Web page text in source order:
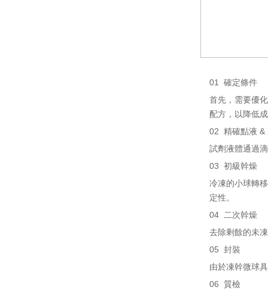
01 確定條件
首先，需要優
配方，以降低
02 精確點液 &
試劑液體通過
03 初級幹燥
冷凍的小球轉
定性。
04 二次幹燥
去除剩餘的未
05 封裝
由於凍幹微球
06 質檢